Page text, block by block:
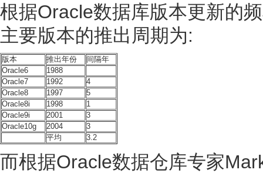
根据Oracle数据库版本更新的
主要版本的推出周期为:
版本 推出年份
间隔年
Oracle6
1988
Oracle7
1992
4
Oracle8
1997
5
Oracle8i
1998
1
Oracle9i
2001
3
Oracle10g
2004
3
平均
3.2
而根据Oracle数据仓库专家